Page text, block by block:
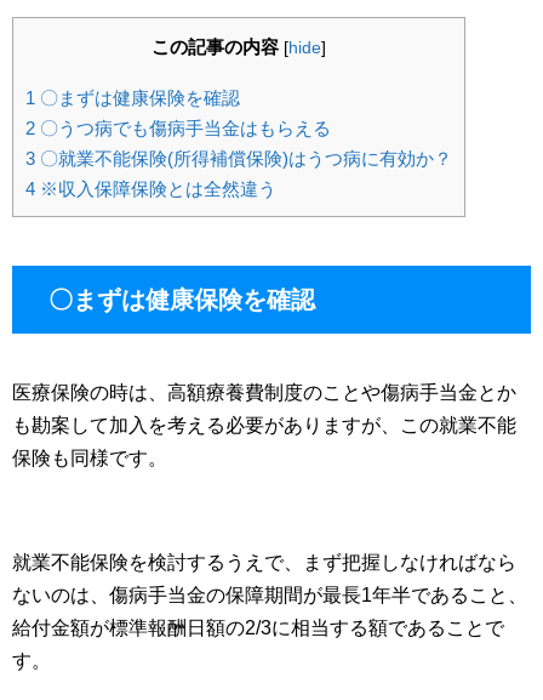
この記事の内容 [hide]
1 〇まずは健康保険を確認
2 〇うつ病でも傷病手当金はもらえる
3 〇就業不能保険(所得補償保険)はうつ病に有効か？
4 ※収入保障保険とは全然違う
〇まずは健康保険を確認
医療保険の時は、高額療養費制度のことや傷病手当金とか
も勘案して加入を考える必要がありますが、この就業不能
保険も同様です。
就業不能保険を検討するうえで、まず把握しなければなら
ないのは、傷病手当金の保障期間が最長1年半であること、
給付金額が標準報酬日額の2/3に相当する額であることで
す。